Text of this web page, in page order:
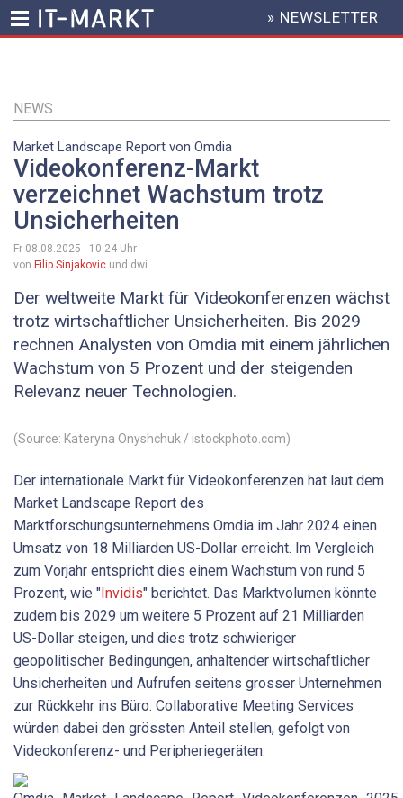
Inhalt
HEADER
MENU
» NEWSLETTER
NEWS
Market Landscape Report von Omdia
Videokonferenz-Markt
verzeichnet Wachstum trotz
Unsicherheiten
Fr 08.08.2025 - 10:24 Uhr
von Filip Sinjakovic und dwi
Der weltweite Markt für Videokonferenzen wächst
trotz wirtschaftlicher Unsicherheiten. Bis 2029
rechnen Analysten von Omdia mit einem jährlichen
Wachstum von 5 Prozent und der steigenden
Relevanz neuer Technologien.
(Source: Kateryna Onyshchuk / istockphoto.com)
Der internationale Markt für Videokonferenzen hat laut dem
Market Landscape Report des
Marktforschungsunternehmens Omdia im Jahr 2024 einen
Umsatz von 18 Milliarden US-Dollar erreicht. Im Vergleich
zum Vorjahr entspricht dies einem Wachstum von rund 5
Prozent, wie "Invidis" berichtet. Das Marktvolumen könnte
zudem bis 2029 um weitere 5 Prozent auf 21 Milliarden
US-Dollar steigen, und dies trotz schwieriger
geopolitischer Bedingungen, anhaltender wirtschaftlicher
Unsicherheiten und Aufrufen seitens grosser Unternehmen
zur Rückkehr ins Büro. Collaborative Meeting Services
würden dabei den grössten Anteil stellen, gefolgt von
Videokonferenz- und Peripheriegeräten.